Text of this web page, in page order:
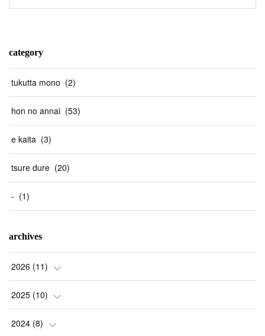
category
tukutta mono (2)
hon no annai (53)
e kaita (3)
tsure dure (20)
- (1)
archives
2026 (11)
(1)
(2
2025 (10)
(2
2024 (8)